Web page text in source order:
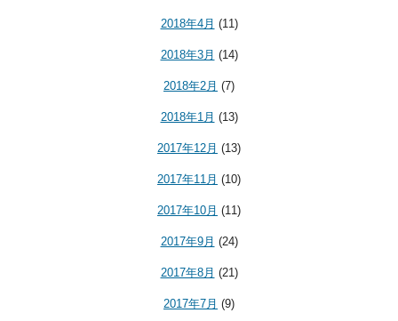
2018年4月 (11)
2018年3月 (14)
2018年2月 (7)
2018年1月 (13)
2017年12月 (13)
2017年11月 (10)
2017年10月 (11)
2017年9月 (24)
2017年8月 (21)
2017年7月 (9)